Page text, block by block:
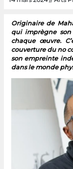
Originaire de
qui imprègne
chaque œuvre.
couverture du no
son empreinte
dans le monde